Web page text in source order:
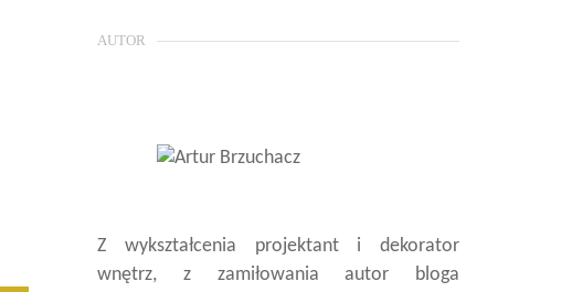
AUTOR
Z wykształcenia projektant i dekorator
wnętrz, z zamiłowania autor bloga